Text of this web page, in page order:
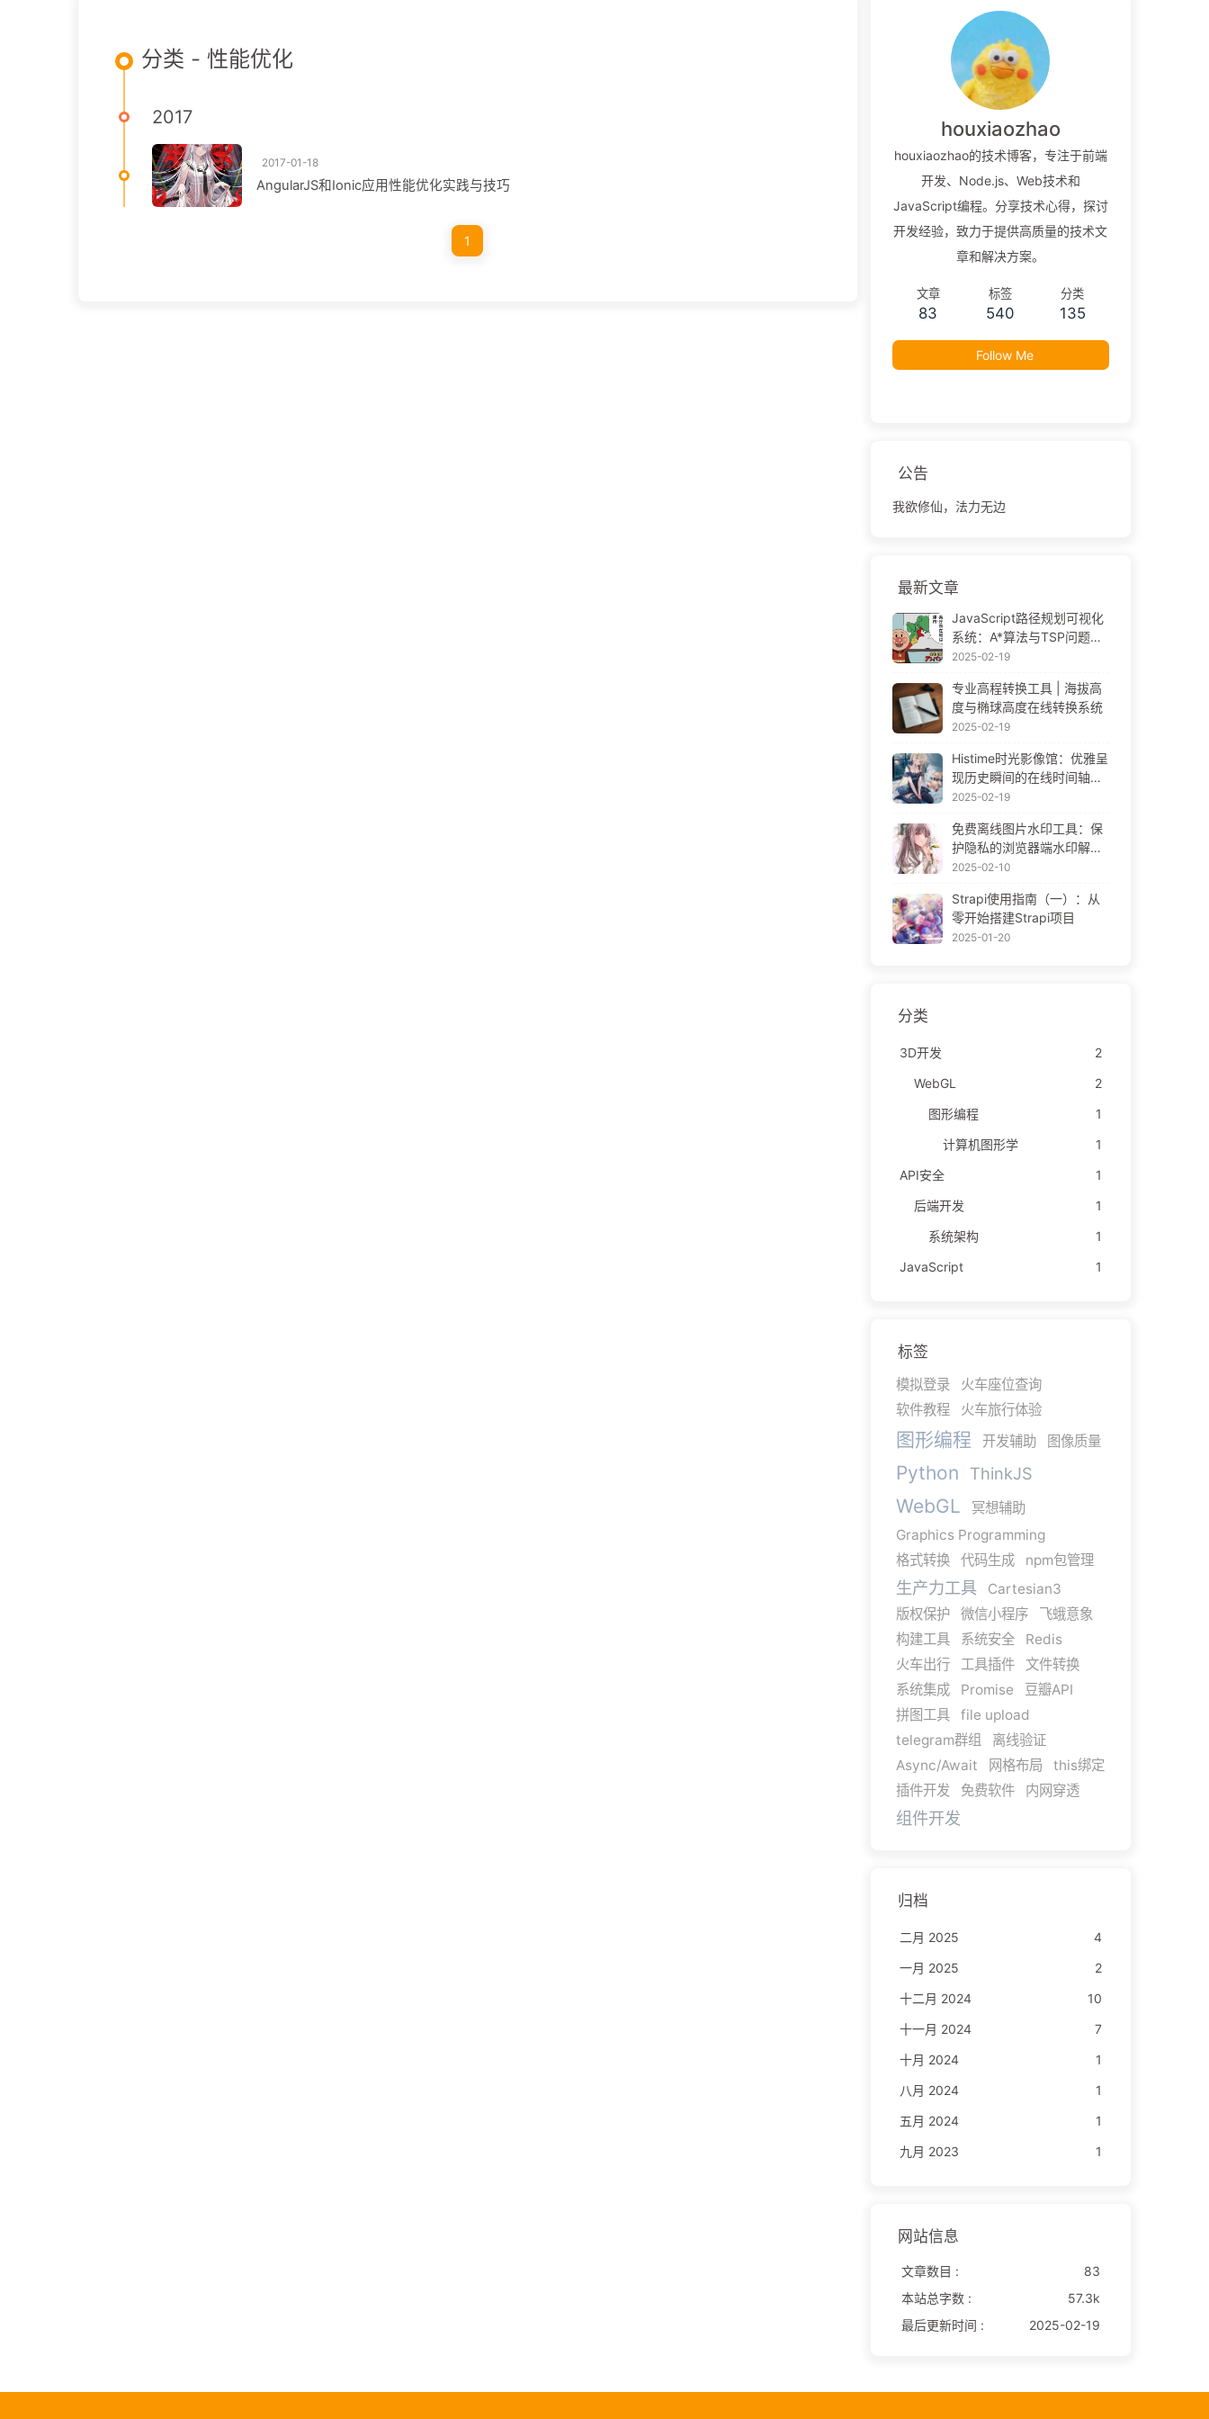
分类 - 性能优化
2017
2017-01-18
AngularJS和Ionic应用性能优化实践与技巧
1
houxiaozhao
houxiaozhao的技术博客，专注于前端
开发、Node.js、Web技术和
JavaScript编程。分享技术心得，探讨
开发经验，致力于提供高质量的技术文
章和解决方案。
文章
83
标签
540
分类
135
Follow Me
公告
我欲修仙，法力无边
最新文章
JavaScript路径规划可视化
系统：A*算法与TSP问题解
决方案
2025-02-19
专业高程转换工具 | 海拔高
度与椭球高度在线转换系统
2025-02-19
Histime时光影像馆：优雅呈
现历史瞬间的在线时间轴相
册 | Historical Photo Timeli
2025-02-19
免费离线图片水印工具：保
护隐私的浏览器端水印解决
方案 | Free Offline Image
2025-02-10
Strapi使用指南（一）：从
零开始搭建Strapi项目
2025-01-20
分类
3D开发
2
WebGL
2
图形编程
1
计算机图形学
1
API安全
1
后端开发
1
系统架构
1
JavaScript
1
标签
模拟登录
火车座位查询
软件教程
火车旅行体验
图形编程 开发辅助 图像质量
Python ThinkJS
WebGL
冥想辅助
Graphics Programming
格式转换
代码生成 npm包管理
生产力工具
Cartesian3
版权保护
微信小程序
飞蛾意象
构建工具
系统安全
Redis
火车出行
工具插件
文件转换
系统集成
Promise
豆瓣API
拼图工具
file upload
telegram群组
离线验证
Async/Await
网格布局
this绑定
插件开发
免费软件 内网穿透
组件开发
归档
二月 2025
4
一月 2025
2
十二月 2024
10
十一月 2024
7
十月 2024
1
八月 2024
1
五月 2024
1
九月 2023
1
网站信息
文章数目 :
83
本站总字数 :
57.3k
最后更新时间 :
2025-02-19